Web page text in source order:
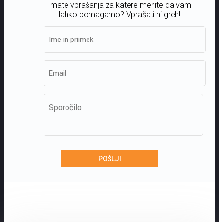
Imate vprašanja za katere menite da vam
lahko pomagamo? Vprašati ni greh!